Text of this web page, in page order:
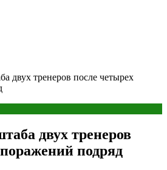
двух тренеров после четырех
двух тренеров
подряд